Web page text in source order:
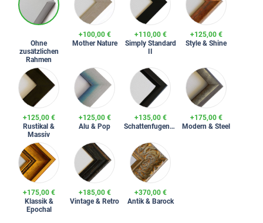
Ohne
zusätzlichen
Rahmen
+100,00 €
Mother Nature
+110,00 €
Simply Standard
+125,00 €
Style & Shine
+125,00 €
Rustikal &
Massiv
+125,00 €
Alu & Pop
+135,00 €
Schattenfugenrahmen
+175,00 €
Modern & Steel
+175,00 €
Klassik &
Epochal
+185,00 €
Vintage & Retro
+370,00 €
Antik & Barock